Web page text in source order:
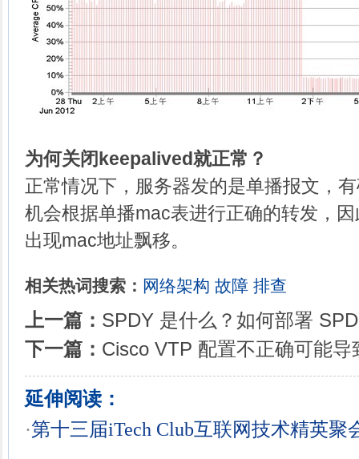
为何关闭keepalived就正常？
正常情况下，服务器发的是单播报文，
机会根据单播mac表进行正确的转发，
出现mac地址飘移。
相关热词搜索： 网络架构 故障 排查
上一篇： SPDY 是什么？如何部署
下一篇： Cisco VTP 配置不正确可能导
延伸阅读：
·第十三届iTech Club互联网技术精英聚